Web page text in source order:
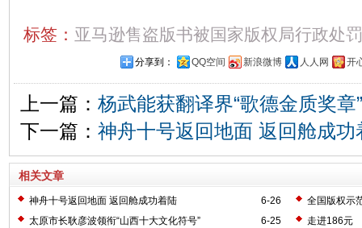
标签： 亚马逊售盗版书被国家版权局行政处罚
分享到： QQ空间 新浪微博 人人网 开
上一篇： 杨武能获翻译界“歌德金质奖章
下一篇： 神舟十号返回地面 返回舱成功
相关文章
6-26
神舟十号返回地面 返回舱成功着陆
全国版权示
6-25
太原市长耿彦波领衔“山西十大文化符号”
走进186元